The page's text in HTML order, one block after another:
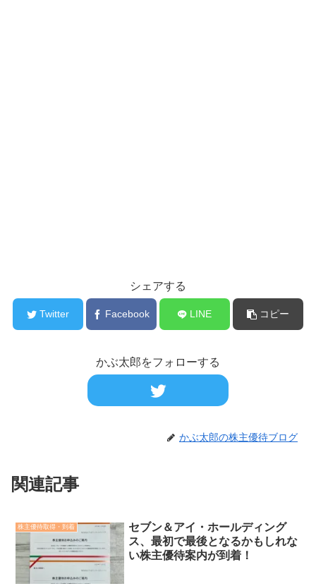
シェアする
Twitter Facebook LINE コピー
かぶ太郎をフォローする
かぶ太郎の株主優待ブログ
関連記事
株主優待取得・到着
セブン＆アイ・ホールディング
ス、最初で最後となるかもしれな
い株主優待案内が到着！